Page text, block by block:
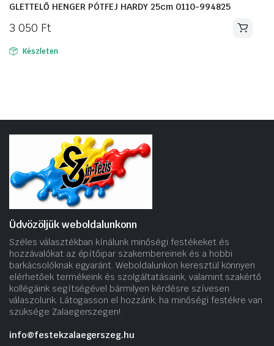
GLETTELŐ HENGER PÓTFEJ HARDY 25cm 0110-994825
3 050 Ft
Készleten
Üdvözöljük weboldalunkonn
Széles választékban kínálunk minőségi festékeket és
hozzávalókat az építőipar szakembereinek és a hobbi
barkácsolóknak egyaránt. Weboldalunkon keresztül könnyen
elérhetőek termékeink és szolgáltatásaink, valamint szakértő
kollégáink segítségével bármilyen kérdésre szívesen
válaszolunk. Látogasson el hozzánk, ha minőségi festékre van
szüksége Zalaegerszegen!.
info@festekzalaegerszeg.hu